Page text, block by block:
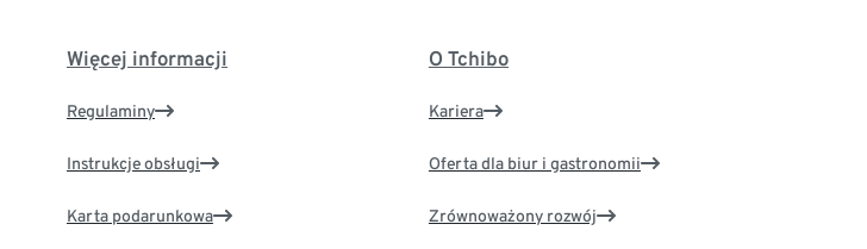
Więcej informacji
Regulaminy
Instrukcje obsługi
Karta podarunkowa
O Tchibo
Kariera
Oferta dla biur i gastronomii
Zrównoważony rozwój